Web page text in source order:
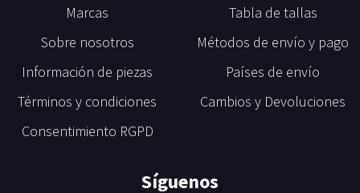
Marcas
Sobre nosotros
Información de piezas
Términos y condiciones
Consentimiento RGPD
Tabla de tallas
Métodos de envío y pago
Países de envío
Cambios y Devoluciones
Síguenos